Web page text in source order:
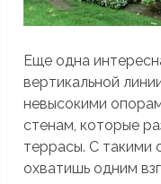
Еще одна
вертикальной
невысокими
стенам, которые
террасы. С такими
охватишь одним